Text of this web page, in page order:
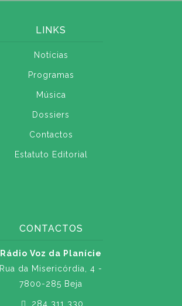
LINKS
Notícias
Programas
Música
Dossiers
Contactos
Estatuto Editorial
CONTACTOS
Rádio Voz da Planície
Rua da Misericórdia, 4 -
7800-285 Beja
284 311 330